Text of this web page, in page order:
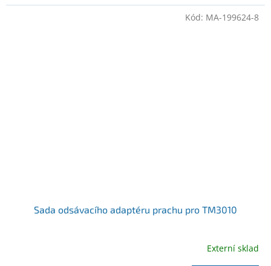
Sada odsávacího adaptéru prachu pro TM3010
Externí sklad
Kód: MA-199624-8